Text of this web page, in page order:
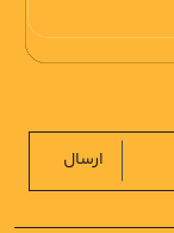
ارسال